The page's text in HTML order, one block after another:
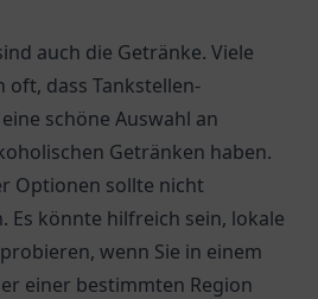
auch die Getränke. Viele
oft, dass Tankstellen-
schöne Auswahl an
Getränken haben.
Optionen sollte nicht
Es könnte hilfreich sein, lokale
wenn Sie in einem
einer bestimmten Region